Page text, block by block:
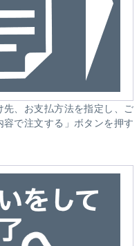
、お支払方法を指定し、ご
で注文する」ボタンを押す